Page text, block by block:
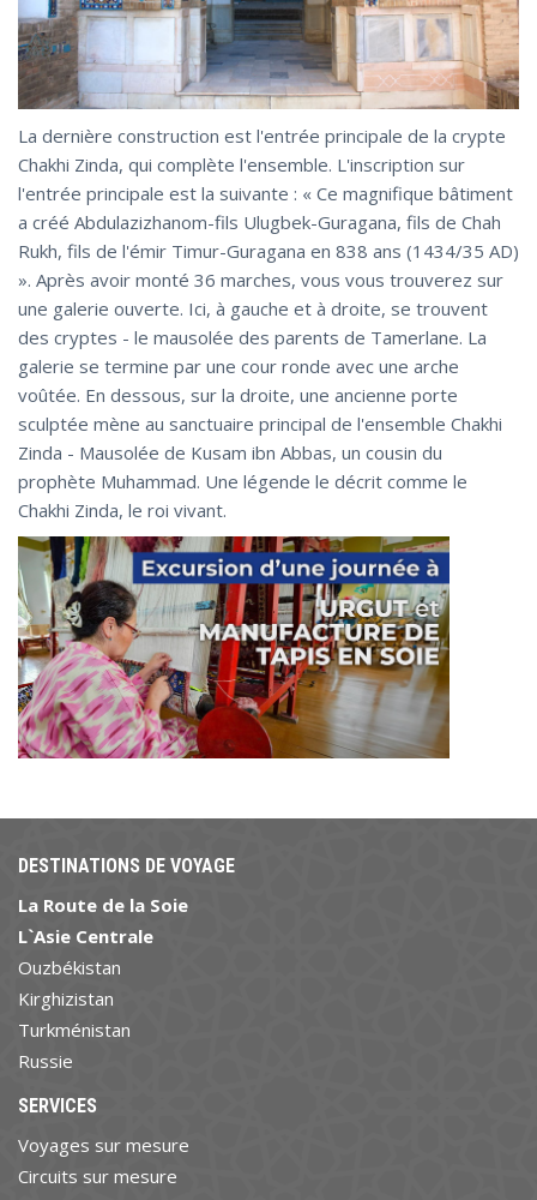
La dernière construction est l'entrée principale de la crypte
Chakhi Zinda, qui complète l'ensemble. L'inscription sur
l'entrée principale est la suivante : « Ce magnifique bâtiment
a créé Abdulazizhanom-fils Ulugbek-Guragana, fils de Chah
Rukh, fils de l'émir Timur-Guragana en 838 ans (1434/35 AD)
». Après avoir monté 36 marches, vous vous trouverez sur
une galerie ouverte. Ici, à gauche et à droite, se trouvent
des cryptes - le mausolée des parents de Tamerlane. La
galerie se termine par une cour ronde avec une arche
voûtée. En dessous, sur la droite, une ancienne porte
sculptée mène au sanctuaire principal de l'ensemble Chakhi
Zinda - Mausolée de Kusam ibn Abbas, un cousin du
prophète Muhammad. Une légende le décrit comme le
Chakhi Zinda, le roi vivant.
DESTINATIONS DE VOYAGE
La Route de la Soie
L`Asie Centrale
Ouzbékistan
Kirghizistan
Turkménistan
Russie
SERVICES
Voyages sur mesure
Circuits sur mesure